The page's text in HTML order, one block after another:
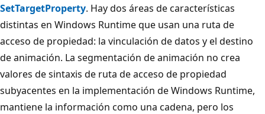
SetTargetProperty. Hay dos áreas de características
distintas en Windows Runtime que usan una ruta de
acceso de propiedad: la vinculación de datos y el destino
de animación. La segmentación de animación no crea
valores de sintaxis de ruta de acceso de propiedad
subyacentes en la implementación de Windows Runtime,
mantiene la información como una cadena, pero los